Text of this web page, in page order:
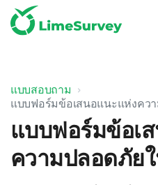
แบบสอบถาม
แบบฟอร์มข้อเสนอแนะแห่งคว
แบบฟอร์มข้อเ
ความปลอดภัย